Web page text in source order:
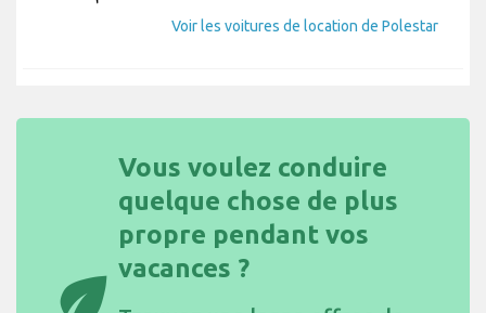
Voir les voitures de location de Polestar
eco
Vous voulez conduire
quelque chose de plus
propre pendant vos
vacances ?